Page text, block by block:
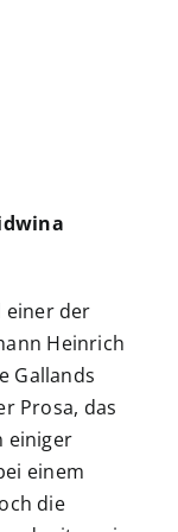
einer der
Heinrich
Gallands
Prosa, das
einiger
einem
die